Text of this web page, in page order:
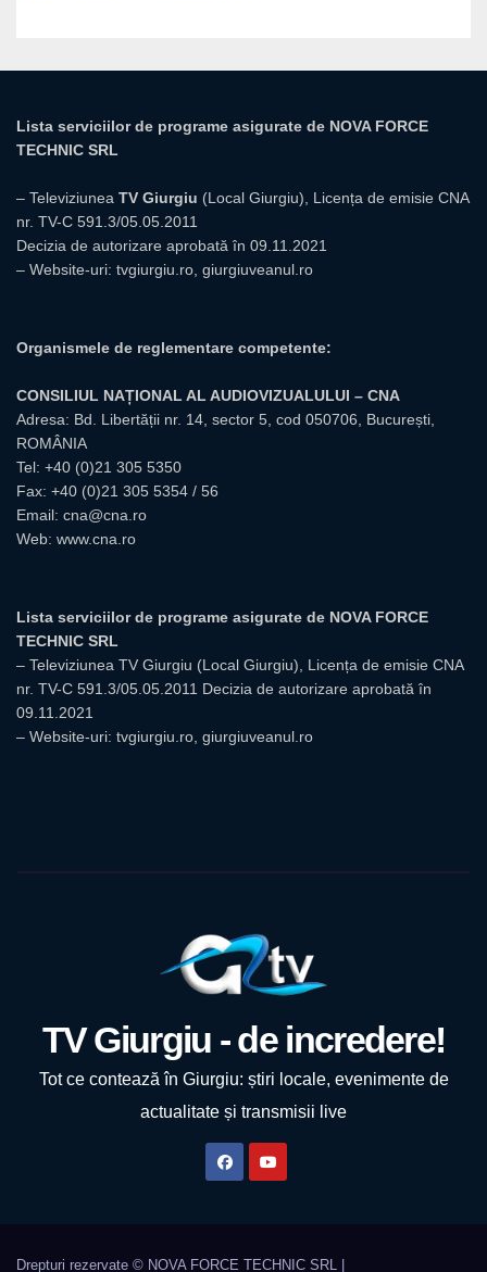
Lista serviciilor de programe asigurate de NOVA FORCE
TECHNIC SRL
– Televiziunea TV Giurgiu (Local Giurgiu), Licența de emisie CNA
nr. TV-C 591.3/05.05.2011
Decizia de autorizare aprobată în 09.11.2021
– Website-uri: tvgiurgiu.ro giurgiuveanul.ro
Organismele de reglementare competente:
CONSILIUL NAȚIONAL AL AUDIOVIZUALULUI – CNA
Adresa: Bd. Libertății nr. 14, sector 5, cod 050706, București,
ROMÂNIA
Tel: +40 (0)21 305 5350
Fax: +40 (0)21 305 5354 / 56
Email: cna@cna.ro
Web: www.cna.ro
Lista serviciilor de programe asigurate de NOVA FORCE
TECHNIC SRL
– Televiziunea TV Giurgiu (Local Giurgiu), Licența de emisie CNA
nr. TV-C 591.3/05.05.2011 Decizia de autorizare aprobată în
09.11.2021
– Website-uri: tvgiurgiu.ro, giurgiuveanul.ro
TV Giurgiu - de incredere!
Tot ce contează în Giurgiu: știri locale, evenimente de
actualitate și transmisii live